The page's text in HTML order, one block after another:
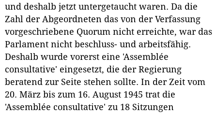
und deshalb jetzt untergetaucht waren. Da die
Zahl der Abgeordneten das von der Verfassung
vorgeschriebene Quorum nicht erreichte, war das
Parlament nicht beschluss- und arbeitsfähig.
Deshalb wurde vorerst eine 'Assemblée
consultative' eingesetzt, die der Regierung
beratend zur Seite stehen sollte. In der Zeit vom
20. März bis zum 16. August 1945 trat die
'Assemblée consultative' zu 18 Sitzungen